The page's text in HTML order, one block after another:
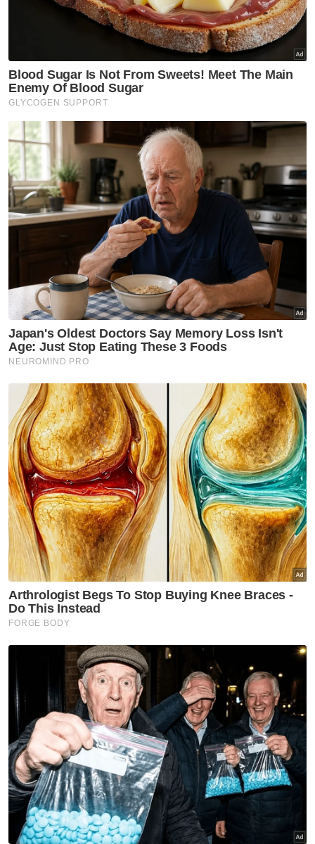
“Rating (kadar rekod) tinggi HotFM. Tahniah
Yang Berhormat, mana tuan pergi mesti ada
ramai yang ikut sebab nak tahu
perkembangan bakal pemimpin nombor
satu Malaysia dan dunia.
“Begini lah perjalanan pemimpin yang hebat,
hari ini jatuh ke tempat yang paling bawah,
sebenarnya ALLAH sedang menguji kerana
Dia hendak meletakkan kamu di tempat
paling atas dan paling mulia,” katanya dalam
ruangan komen di Instagram pada Rabu.
Dalam pada itu, pemilik akaun Facebook
bernama Awang Tuah berkata, Khairy bukan
sahaja mempunyai peminat malah serba
berbakat pelbagai industri.
“Hebat mantan menteri DJ radio yang julung
kali seorang pemimpin besar berbuat
demikian. KJ memang orang serba boleh.
Berita Telus & Tulus menerusi E-Mel setiap
hari!
“Beliau ramai peminat semua lapisan
masyarakat,” ujarnya.